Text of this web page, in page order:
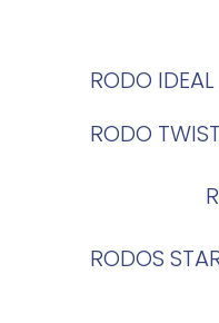
RODO IDEAL
RODO
RODOS